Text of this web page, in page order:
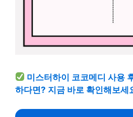
미스터하이 코코메디 사용
하다면? 지금 바로 확인해보세